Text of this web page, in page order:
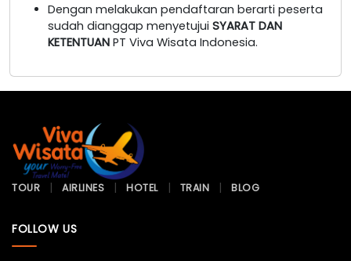
Dengan melakukan pendaftaran berarti peserta
sudah dianggap menyetujui SYARAT DAN
KETENTUAN PT Viva Wisata Indonesia.
TOUR AIRLINES HOTEL TRAIN BLOG
FOLLOW US